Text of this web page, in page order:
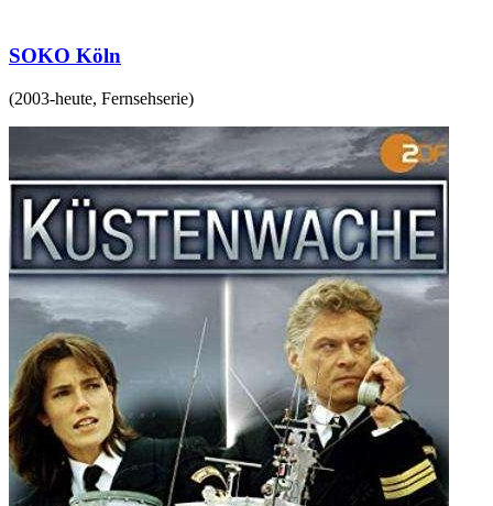
SOKO Köln
(2003-heute, Fernsehserie)